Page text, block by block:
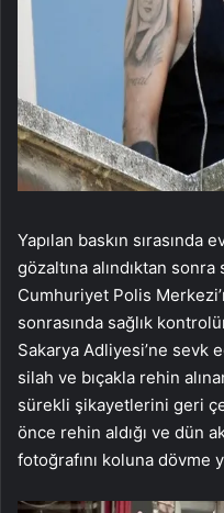
Yapılan baskın sırasında
gözaltına alındıktan
Cumhuriyet Polis
sonrasında sağlık
Sakarya Adliyesi’ne sevk
silah ve bıçakla rehin
sürekli şikayetlerini geri
önce rehin aldığı ve dün
fotoğrafını koluna dövme